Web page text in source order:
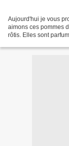
Aujourd'hui je vous
aimons ces pommes
rôtis. Elles sont